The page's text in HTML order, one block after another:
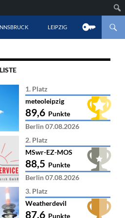
LEIPZIG
1. Platz
meteoleipzig
89,6 Punkte
Berlin 07.08.2026
2. Platz
MSwr-EZ-MOS
88,5 Punkte
Berlin 07.08.2026
3. Platz
Weatherdevil
87,6 Punkte